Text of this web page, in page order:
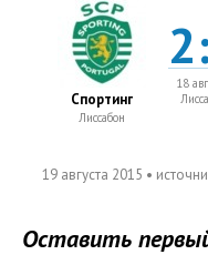
Спортинг
Лиссабон
18
19 августа 2015 •
Оставить